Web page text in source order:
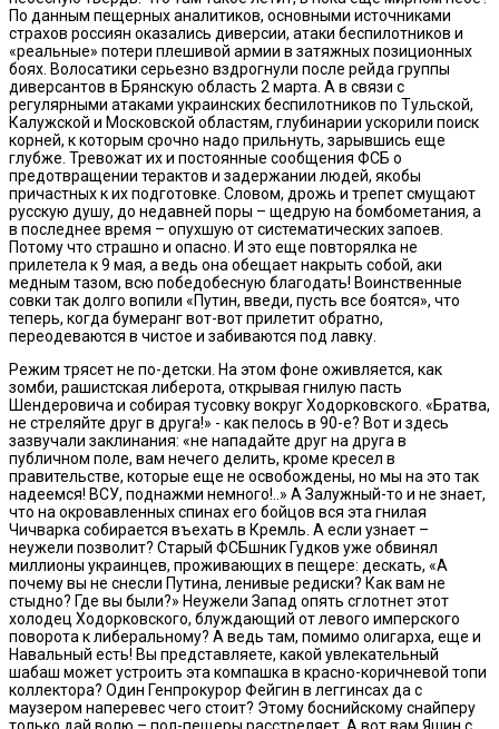
По данным пещерных аналитиков, основными источниками
страхов россиян оказались диверсии, атаки беспилотников и
«реальные» потери плешивой армии в затяжных позиционных
боях. Волосатики серьезно вздрогнули после рейда группы
диверсантов в Брянскую область 2 марта. А в связи с
регулярными атаками украинских беспилотников по Тульской,
Калужской и Московской областям, глубинарии ускорили поиск
корней, к которым срочно надо прильнуть, зарывшись еще
глубже. Тревожат их и постоянные сообщения ФСБ о
предотвращении терактов и задержании людей, якобы
причастных к их подготовке. Словом, дрожь и трепет смущают
русскую душу, до недавней поры – щедрую на бомбометания, а
в последнее время – опухшую от систематических запоев.
Потому что страшно и опасно. И это еще повторялка не
прилетела к 9 мая, а ведь она обещает накрыть собой, аки
медным тазом, всю победобесную благодать! Воинственные
совки так долго вопили «Путин, введи, пусть все боятся», что
теперь, когда бумеранг вот-вот прилетит обратно,
переодеваются в чистое и забиваются под лавку.
Режим трясет не по-детски. На этом фоне оживляется, как
зомби, рашистская либерота, открывая гнилую пасть
Шендеровича и собирая тусовку вокруг Ходорковского. «Братва,
не стреляйте друг в друга!» - как пелось в 90-е? Вот и здесь
зазвучали заклинания: «не нападайте друг на друга в
публичном поле, вам нечего делить, кроме кресел в
правительстве, которые еще не освобождены, но мы на это так
надеемся! ВСУ, поднажми немного!..» А Залужный-то и не знает,
что на окровавленных спинах его бойцов вся эта гнилая
Чичварка собирается въехать в Кремль. А если узнает –
неужели позволит? Старый ФСБшник Гудков уже обвинял
миллионы украинцев, проживающих в пещере: дескать, «А
почему вы не снесли Путина, ленивые редиски? Как вам не
стыдно? Где вы были?» Неужели Запад опять сглотнет этот
холодец Ходорковского, блуждающий от левого имперского
поворота к либеральному? А ведь там, помимо олигарха, еще и
Навальный есть! Вы представляете, какой увлекательный
шабаш может устроить эта компашка в красно-коричневой топи
коллектора? Один Генпрокурор Фейгин в леггинсах да с
маузером наперевес чего стоит? Этому боснийскому снайперу
только дай волю – пол-пещеры расстреляет. А вот вам Яшин с